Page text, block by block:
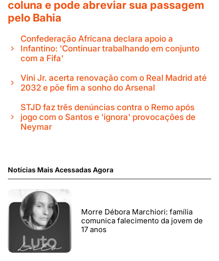
coluna e pode abreviar sua passagem
pelo Bahia
Confederação Africana declara apoio a
Infantino: 'Continuar trabalhando em conjunto
com a Fifa'
Vini Jr. acerta renovação com o Real Madrid até
2032 e põe fim a sonho do Arsenal
STJD faz três denúncias contra o Remo após
jogo com o Santos e 'ignora' provocações de
Neymar
Notícias Mais Acessadas Agora
Morre Débora Marchiori: família
comunica falecimento da jovem de
17 anos